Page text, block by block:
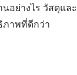
อย่างไร วัสดุและ
ภาพที่ดีกว่า
าหู้แบบอัตโนมัติ
จากถั่วแห้ง